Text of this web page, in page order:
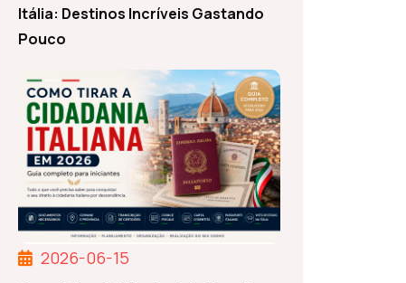
Itália: Destinos Incríveis Gastando
Pouco
2026-06-15